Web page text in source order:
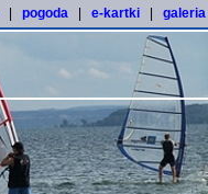
pogoda e-kartki